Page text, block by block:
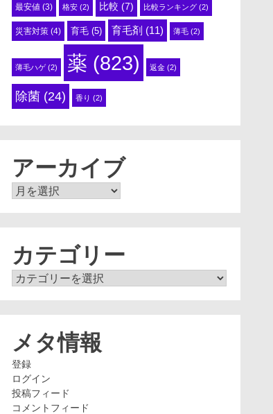
最安値 (3) 格安 (2) 比較 (7) 比較ランキング (2)
災害対策 (4) 育毛 (5) 育毛剤 (11) 薄毛 (2)
薄毛ハゲ(2) 薬 (823) 返金 (2)
除菌 (24) 香り (2)
アーカイブ
ア
カテゴリー
カ
メタ情報
登録
ログイン
投稿フィード
コメントフィード